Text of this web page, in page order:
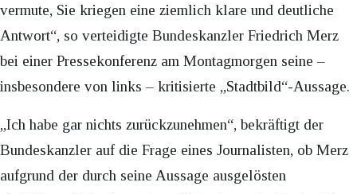
vermute, Sie kriegen eine ziemlich klare und deutliche
Antwort“, so verteidigte Bundeskanzler Friedrich Merz
bei einer Pressekonferenz am Montagmorgen seine –
insbesondere von links – kritisierte „Stadtbild“-Aussage.
„Ich habe gar nichts zurückzunehmen“, bekräftigt der
Bundeskanzler auf die Frage eines Journalisten, ob Merz
aufgrund der durch seine Aussage ausgelösten